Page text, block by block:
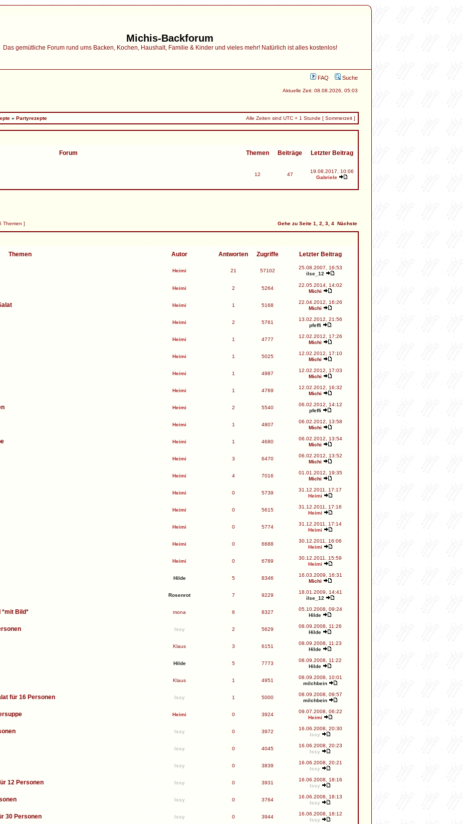
Michis-Backforum
Das gemütliche Forum rund ums Backen, Kochen, Haushalt, Familie & Kinder und vieles mehr! Natürlich ist alles kostenlos!
FAQ Suche
Aktuelle Zeit: 08.08.2026, 05:03
» Partyrezepte Alle Zeiten sind UTC + 1 Stunde [ Sommerzeit ]
Forum Themen Beiträge Letzter Beitrag
12 47
19.08.2017, 10:06
Gabriele
Themen ] Gehe zu Seite 1 2 3 4 Nächste
Themen Autor Antworten Zugriffe
Letzter Beitrag
Heimi 21 57102
25.08.2007, 16:53
ilse_12
Heimi 2 5264
22.05.2014, 14:02
Michi
Heimi 1 5168
22.04.2012, 16:26
Michi
Heimi 2 5761
13.02.2012, 21:56
pfeffi
Heimi 1 4777
12.02.2012, 17:26
Michi
Heimi 1 5025
12.02.2012, 17:10
Michi
Heimi 1 4987
12.02.2012, 17:03
Michi
Heimi 1 4769
12.02.2012, 16:32
Michi
Heimi 2 5540
06.02.2012, 14:12
pfeffi
Heimi 1 4807
06.02.2012, 13:58
Michi
Heimi 1 4680
06.02.2012, 13:54
Michi
Heimi 3 6470
06.02.2012, 13:52
Michi
Heimi 4 7016
01.01.2012, 19:35
Michi
Heimi 0 5739
31.12.2011, 17:17
Heimi
Heimi 0 5615
31.12.2011, 17:16
Heimi
Heimi 0 5774
31.12.2011, 17:14
Heimi
Heimi 0 6688
30.12.2011, 16:06
Heimi
Heimi 0 6789
30.12.2011, 15:59
Heimi
Hilde 5 8346
16.03.2009, 16:31
Michi
Rosenrot 7 9229
18.01.2009, 14:41
ilse_12
*mit Bild* mona 6 8327
05.10.2008, 09:24
Hilde
Issy 2 5629
08.09.2008, 11:26
Hilde
Klaus 3 6151
08.09.2008, 11:23
Hilde
Hilde 5 7773
08.09.2008, 11:22
Hilde
Klaus 1 4951
08.09.2008, 10:01
milchbein
für 16 Personen Issy 1 5000
08.09.2008, 09:57
milchbein
Heimi 0 3924
09.07.2008, 06:22
Heimi
Issy 0 3972
16.06.2008, 20:30
Issy
Issy 0 4045
16.06.2008, 20:23
Issy
Issy 0 3839
16.06.2008, 20:21
Issy
12 Personen Issy 0 3931
16.06.2008, 18:16
Issy
Issy 0 3764
16.06.2008, 18:13
Issy
30 Personen Issy 0 3944
16.06.2008, 18:12
Issy